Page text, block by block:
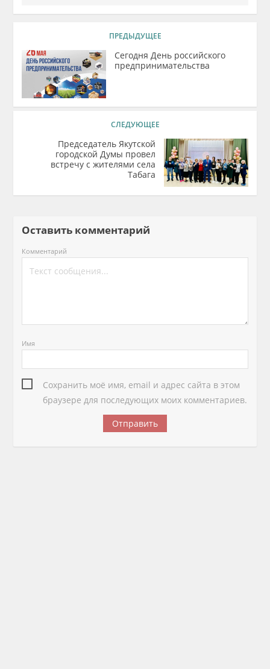
ПРЕДЫДУЩЕЕ
Сегодня День российского
предпринимательства
СЛЕДУЮЩЕЕ
Председатель Якутской
городской Думы провел
встречу с жителями села
Табага
Оставить комментарий
Комментарий
Имя
Сохранить моё имя, email и адрес сайта в этом
браузере для последующих моих комментариев.